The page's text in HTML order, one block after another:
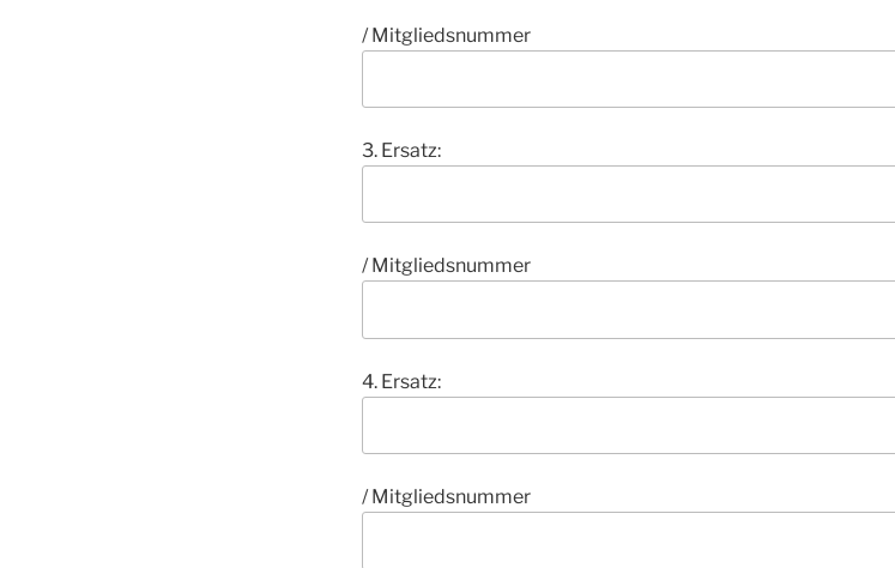
/ Mitgliedsnummer
3. Ersatz:
/ Mitgliedsnummer
4. Ersatz:
/ Mitgliedsnummer